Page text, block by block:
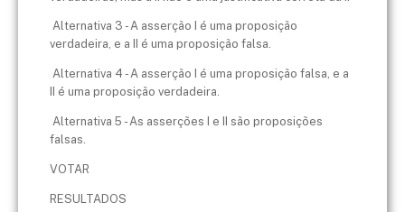
Alternativa 3 - A asserção I é uma proposição
verdadeira, e a II é uma proposição falsa.
Alternativa 4 - A asserção I é uma proposição falsa, e a
II é uma proposição verdadeira.
Alternativa 5 - As asserções I e II são proposições
falsas.
VOTAR
RESULTADOS